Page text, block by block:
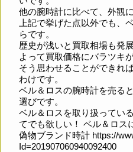
他の腕時計に比べて、外観
上記で挙げた点以外でも、
らです。
歴史が浅いと買取相場も発
よって買取価格にバラツキ
そう思わせることができれ
わけです。
ベル＆ロスの腕時計を売る
選びです。
ベル＆ロスを取り扱ってい
てでも欲しい！ ベル＆ロス
偽物ブランド時計 https://
Id=201907060940092400